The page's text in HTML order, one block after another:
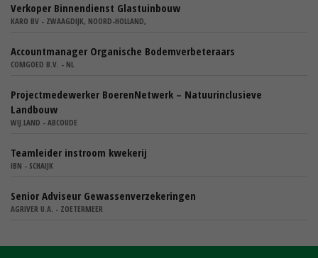
Verkoper Binnendienst Glastuinbouw
KARO BV - ZWAAGDIJK, NOORD-HOLLAND,
Accountmanager Organische Bodemverbeteraars
COMGOED B.V. - NL
Projectmedewerker BoerenNetwerk – Natuurinclusieve
Landbouw
WIJ.LAND - ABCOUDE
Teamleider instroom kwekerij
IBN - SCHAIJK
Senior Adviseur Gewassenverzekeringen
AGRIVER U.A. - ZOETERMEER